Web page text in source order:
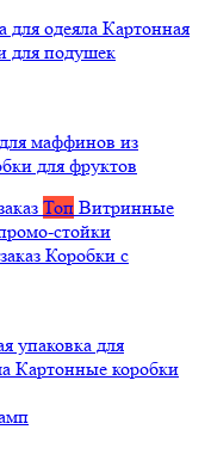
для одеяла Картонная
для подушек
маффинов из
для фруктов
Топ Витринные
стойки
Коробки с
упаковка для
Картонные коробки